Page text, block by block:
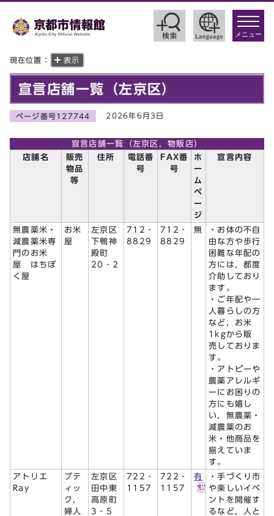
toggle
メニュー
現在位置： 表示
宣言店舗一覧（左京区）
ページ番号127744 2026年6月3日
宣言店舗一覧（左京区，物販店）
店舗名
販売
物品
等
住所
電話番
号
FAX番
号
ホ
ー
ム
ペ
ー
ジ
宣言内容
無農薬米・
減農薬米専
門のお米
屋 はちぼ
く屋
お米
屋
左京区
下鴨神
殿町
20‐2
712‐
8829
712‐
8829
無
・お体の不自
由な方や歩行
困難な年配の
方には，都度
介助しており
ます。
・ご年配や一
人暮らしの方
など，お米
1kgから販
売しておりま
す。
・アトピーや
農薬アレルギ
ーにお困りの
方にも嬉し
い，無農薬・
減農薬のお
米・他商品を
揃えていま
す。
アトリエ
Ray
ブテ
ィッ
ク，
婦人
左京区
田中東
高原町
3‐5
722‐
1157
722‐
1157
有
・手づくり市
や楽しいイベ
ントを開催す
るなど，人と